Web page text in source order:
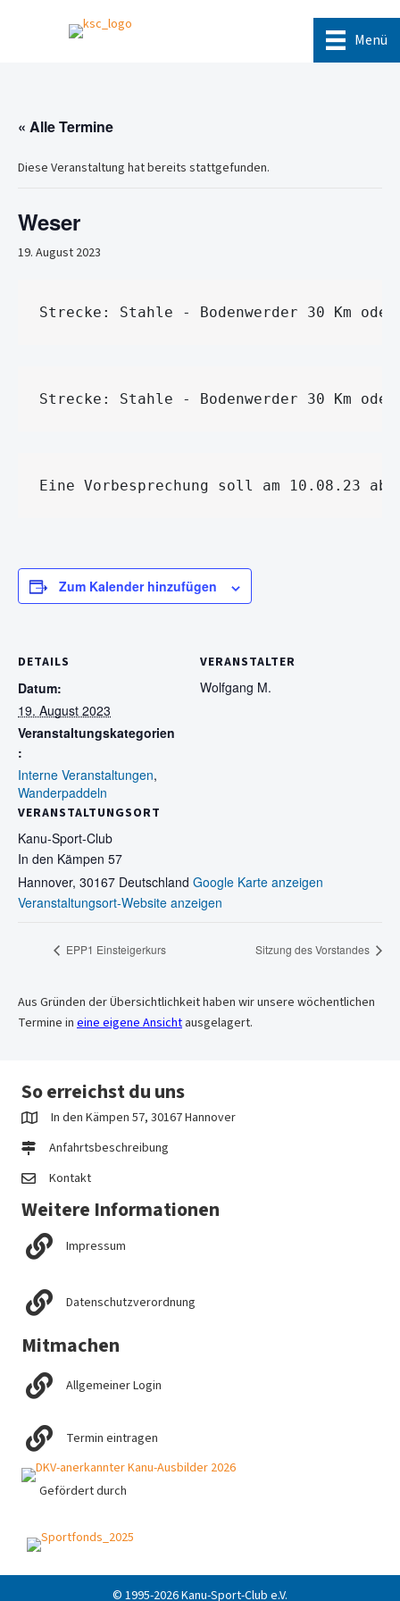
Menü
« Alle Termine
Diese Veranstaltung hat bereits stattgefunden.
Weser
19. August 2023
Strecke: Stahle - Bodenwerder 30 Km oder
Strecke: Stahle - Bodenwerder 30 Km oder
Eine Vorbesprechung soll am 10.08.23
Zum Kalender hinzufügen
DETAILS
Datum:
19. August 2023
Veranstaltungskategorien
:
Interne Veranstaltungen,
Wanderpaddeln
VERANSTALTUNGSORT
Kanu-Sport-Club
In den Kämpen 57
Hannover, 30167 Deutschland Google Karte anzeigen
Veranstaltungsort-Website anzeigen
VERANSTALTER
Wolfgang M.
EPP1 Einsteigerkurs Sitzung des Vorstandes
Aus Gründen der Übersichtlichkeit haben wir unsere wöchentlichen
Termine in eine eigene Ansicht ausgelagert.
So erreichst du uns
In den Kämpen 57, 30167 Hannover
Anfahrtsbeschreibung
Kontakt
Weitere Informationen
Impressum
Datenschutzverordnung
Mitmachen
Allgemeiner Login
Termin eintragen
Gefördert durch
© 1995-2026 Kanu-Sport-Club e.V.